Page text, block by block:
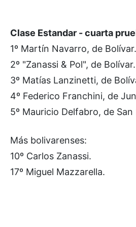
Clase Estandar - cuarta
1º Martín Navarro, de Bolívar.
2º "Zanassi & Pol", de Bolívar.
3º Matías Lanzinetti, de
4º Federico Franchini, de
5º Mauricio Delfabro, de
Más bolivarenses:
10º Carlos Zanassi.
17º Miguel Mazzarella.